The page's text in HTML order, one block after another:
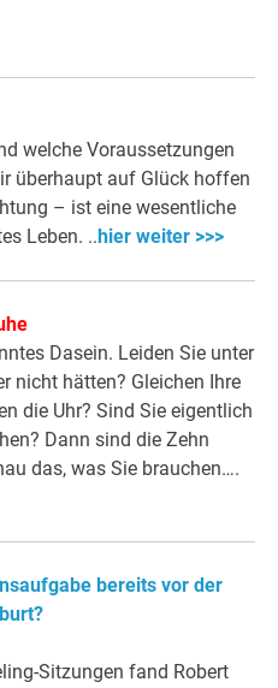
welche Voraussetzungen
überhaupt auf Glück hoffen
– ist eine wesentliche
Leben. ..hier weiter >>>
Dasein. Leiden Sie unter
nicht hätten? Gleichen Ihre
die Uhr? Sind Sie eigentlich
Dann sind die Zehn
das, was Sie brauchen….
bereits vor der
Sitzungen fand Robert